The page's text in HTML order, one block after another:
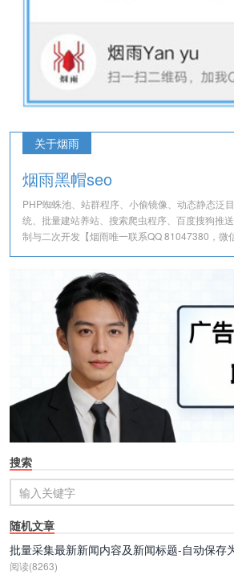
关于烟雨
烟雨黑帽seo
PHP蜘蛛池、站群程序、小偷镜像、动态静态泛
统、批量建站养站、搜索爬虫程序、百度搜狗推
制与二次开发【烟雨唯一联系QQ 81047380，微
搜索
随机文章
批量采集最新新闻内容及新闻标题-自动保存
阅读(8263)